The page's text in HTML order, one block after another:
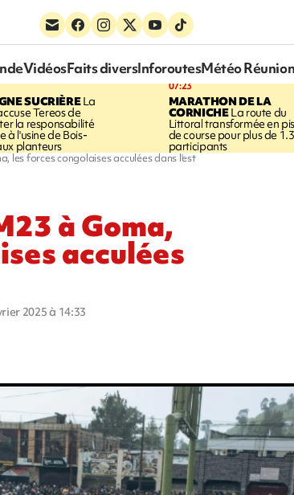
VidéosFaits diversInforoutesMétéo Réunion
SUCRIÈRELa
Tereos de
la responsabilité
à l'usine de Bois-
planteurs
07:23
MARATHON DE LA
CORNICHELa route du
Littoral transformée en
de course pour plus de
participants
les forces congolaises acculées dans l'est
à Goma,
acculées
2025 à 14:33